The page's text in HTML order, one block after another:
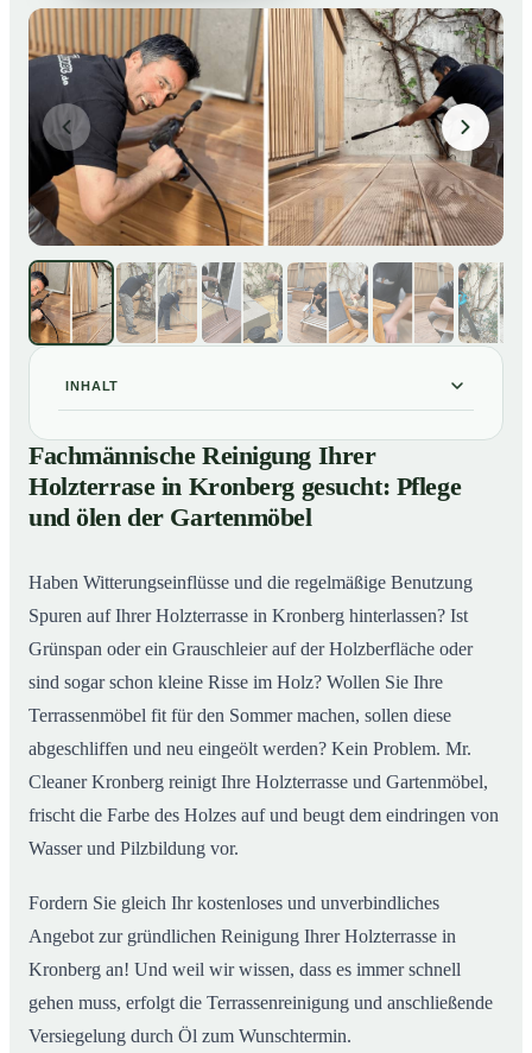
INHALT
01 Fachmännische Reinigung Ihrer Holzterrase in
Kronberg gesucht: Pflege und ölen der Gartenmöbel
02So reinigen unsere Profis Holzterrassen in Kronberg
Fachmännische Reinigung Ihrer
Holzterrase in Kronberg gesucht: Pflege
und ölen der Gartenmöbel
Haben Witterungseinflüsse und die regelmäßige Benutzung
Spuren auf Ihrer Holzterrasse in Kronberg hinterlassen? Ist
Grünspan oder ein Grauschleier auf der Holzberfläche oder
sind sogar schon kleine Risse im Holz? Wollen Sie Ihre
Terrassenmöbel fit für den Sommer machen, sollen diese
abgeschliffen und neu eingeölt werden? Kein Problem. Mr.
Cleaner Kronberg reinigt Ihre Holzterrasse und Gartenmöbel,
frischt die Farbe des Holzes auf und beugt dem eindringen von
Wasser und Pilzbildung vor.
Fordern Sie gleich Ihr kostenloses und unverbindliches
Angebot zur gründlichen Reinigung Ihrer Holzterrasse in
Kronberg an! Und weil wir wissen, dass es immer schnell
gehen muss, erfolgt die Terrassenreinigung und anschließende
Versiegelung durch Öl zum Wunschtermin.